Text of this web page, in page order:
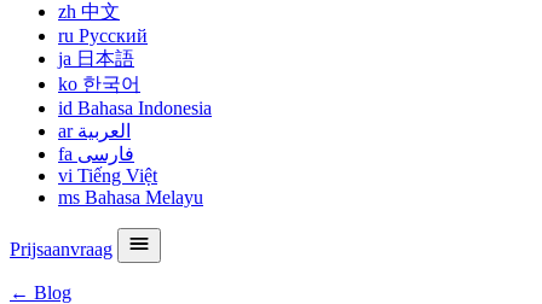
zh 中文
ru Русский
ja 日本語
ko 한국어
id Bahasa Indonesia
ar العربية
fa فارسی
vi Tiếng Việt
ms Bahasa Melayu
Prijsaanvraag
← Blog